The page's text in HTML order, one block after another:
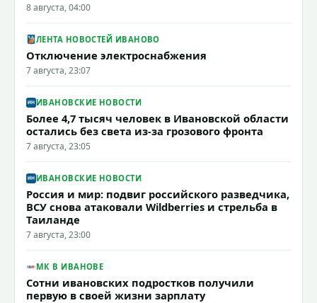
8 августа, 04:00
ЛЕНТА НОВОСТЕЙ ИВАНОВО
Отключение электроснабжения
7 августа, 23:07
ИВАНОВСКИЕ НОВОСТИ
Более 4,7 тысяч человек в Ивановской области
остались без света из-за грозового фронта
7 августа, 23:05
ИВАНОВСКИЕ НОВОСТИ
Россия и мир: подвиг российского разведчика,
ВСУ снова атаковали Wildberries и стрельба в
Таиланде
7 августа, 23:00
МК В ИВАНОВЕ
Сотни ивановских подростков получили
первую в своей жизни зарплату